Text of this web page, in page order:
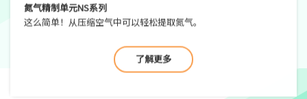
氮气精制单元NS系列
这么简单！从压缩空气中可以轻松提取氮气。
了解更多